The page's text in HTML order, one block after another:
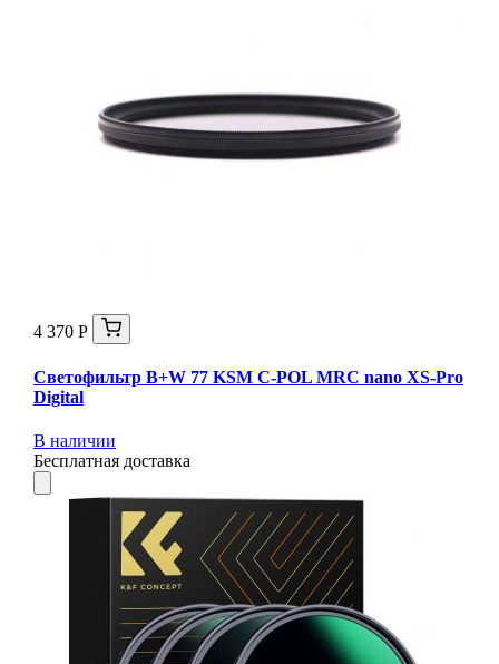
4 370 Р
Светофильтр B+W 77 KSM C-POL MRC nano XS-Pro
Digital
В наличии
Бесплатная доставка